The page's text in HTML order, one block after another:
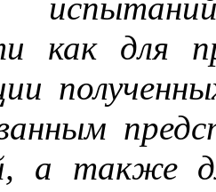
как для
а также